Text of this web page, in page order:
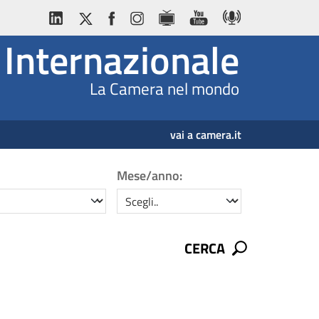
Internazionale
La Camera nel mondo
vai a camera.it
Mese/anno:
mese/anno
CERCA